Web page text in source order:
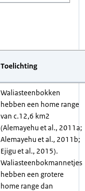
Toelichting
Waliasteenbokken
hebben een home range
van c.12,6 km2
(Alemayehu et al., 2011a;
Alemayehu et al., 2011b;
Ejigu et al., 2015).
Waliasteenbokmannetjes
hebben een grotere
home range dan